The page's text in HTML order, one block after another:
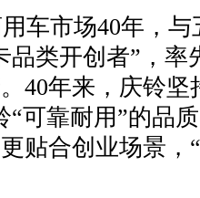
车市场40年，
品类开创者”，
40年来，庆铃坚
“可靠耐用”的品
贴合创业场景，